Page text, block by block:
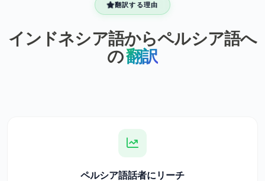
翻訳する理由
インドネシア語からペルシア語へ
の翻訳
ペルシア語話者にリーチ